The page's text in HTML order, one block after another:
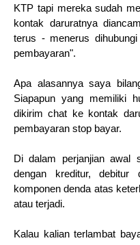
KTP tapi mereka sudah
kontak daruratnya
terus - menerus
pembayaran".
Apa alasannya saya
Siapapun yang memiliki
dikirim chat ke kontak
pembayaran stop bayar.
Di dalam perjanjian awal
dengan kreditur, debitur
komponen denda atas
atau terjadi.
Kalau kalian terlambat